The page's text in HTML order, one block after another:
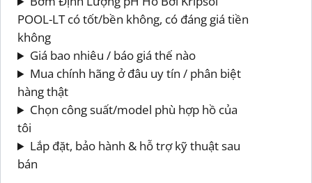
POOL-LT có tốt/bền không, có đáng giá tiền
không
Giá bao nhiêu / báo giá thế nào
Mua chính hãng ở đâu uy tín / phân biệt
hàng thật
Chọn công suất/model phù hợp hồ của
tôi
Lắp đặt, bảo hành & hỗ trợ kỹ thuật sau
bán